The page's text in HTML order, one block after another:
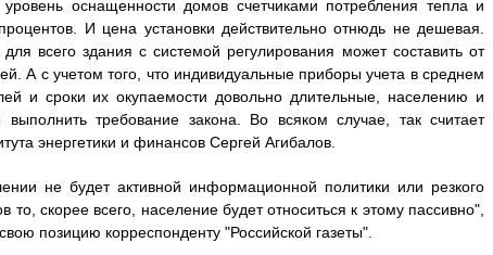
уровень оснащенности домов счетчиками потребления тепла и
И цена установки действительно отнюдь не дешевая.
всего здания с системой регулирования может составить от
А с учетом того, что индивидуальные приборы учета в среднем
и сроки их окупаемости довольно длительные, населению и
выполнить требование закона. Во всяком случае, так считает
энергетики и финансов Сергей Агибалов.
не будет активной информационной политики или резкого
то, скорее всего, население будет относиться к этому пассивно",
позицию корреспонденту "Российской газеты".